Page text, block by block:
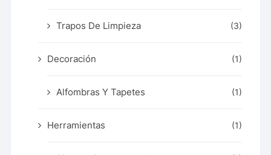
Trapos De Limpieza (3)
Decoración (1)
Alfombras Y Tapetes (1)
Herramientas (1)